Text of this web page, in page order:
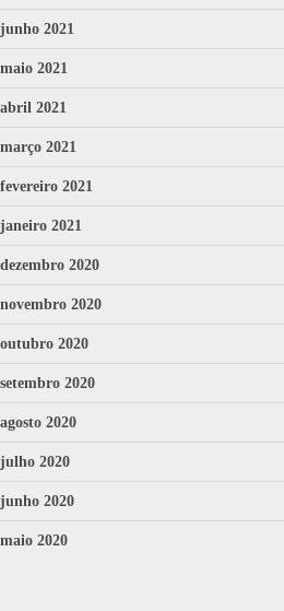
junho 2021
maio 2021
abril 2021
março 2021
fevereiro 2021
janeiro 2021
dezembro 2020
novembro 2020
outubro 2020
setembro 2020
agosto 2020
julho 2020
junho 2020
maio 2020